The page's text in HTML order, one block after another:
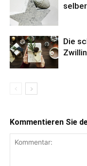
Die
Kommentieren Sie